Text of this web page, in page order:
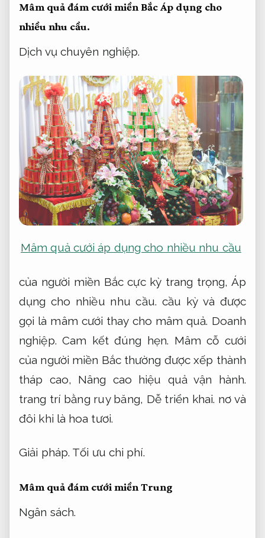
Mâm quả đám cưới miền BắcÁp dụng cho
nhiều nhu cầu.
Dịch vụ chuyên nghiệp.
Mâm quả cưới áp dụng cho nhiều nhu cầu
của người miền Bắc cực kỳ trang trọng, Áp
dụng cho nhiều nhu cầu. cầu kỳ và được
gọi là mâm cưới thay cho mâm quả. Doanh
nghiệp. Cam kết đúng hẹn. Mâm cỗ cưới
của người miền Bắc thường được xếp thành
tháp cao, Nâng cao hiệu quả vận hành.
trang trí bằng ruy băng, Dễ triển khai. nơ và
đôi khi là hoa tươi.
Giải pháp. Tối ưu chi phí.
Mâm quả đám cưới miền Trung
Ngân sách.